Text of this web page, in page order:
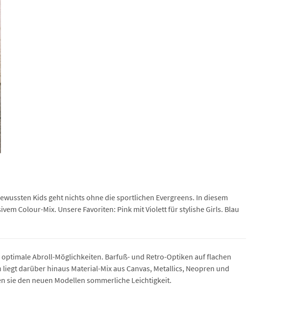
Kids geht nichts ohne die sportlichen Evergreens. In diesem
Colour-Mix. Unsere Favoriten: Pink mit Violett für stylishe Girls. Blau
Abroll-Möglichkeiten. Barfuß- und Retro-Optiken auf flachen
darüber hinaus Material-Mix aus Canvas, Metallics, Neopren und
sie den neuen Modellen sommerliche Leichtigkeit.